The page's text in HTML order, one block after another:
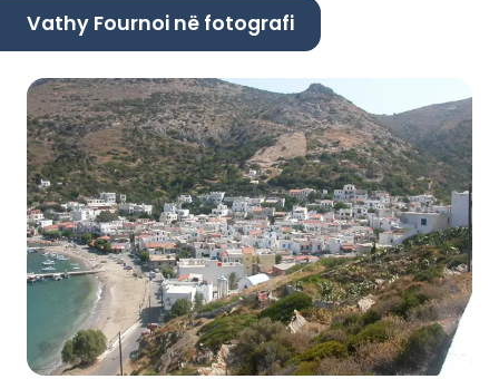
Vathy Fournoi në fotografi